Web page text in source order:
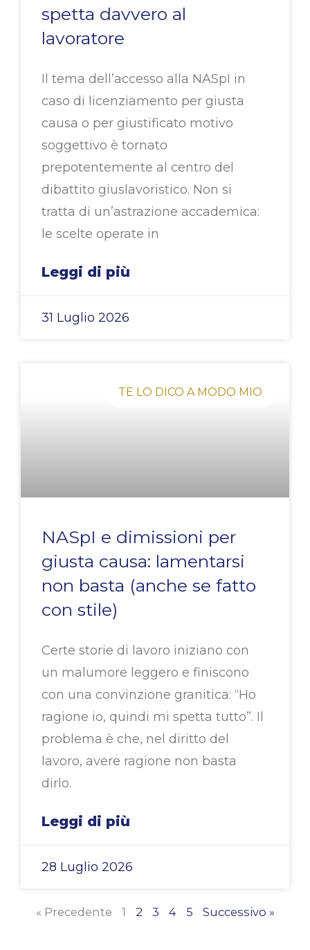
spetta davvero al
lavoratore
Il tema dell’accesso alla NASpI in
caso di licenziamento per giusta
causa o per giustificato motivo
soggettivo è tornato
prepotentemente al centro del
dibattito giuslavoristico. Non si
tratta di un’astrazione accademica:
le scelte operate in
Leggi di più
31 Luglio 2026
TE LO DICO A MODO MIO
NASpI e dimissioni per
giusta causa: lamentarsi
non basta (anche se fatto
con stile)
Certe storie di lavoro iniziano con
un malumore leggero e finiscono
con una convinzione granitica: “Ho
ragione io, quindi mi spetta tutto”. Il
problema è che, nel diritto del
lavoro, avere ragione non basta
dirlo.
Leggi di più
28 Luglio 2026
« Precedente 1 2 3 4 5 Successivo »